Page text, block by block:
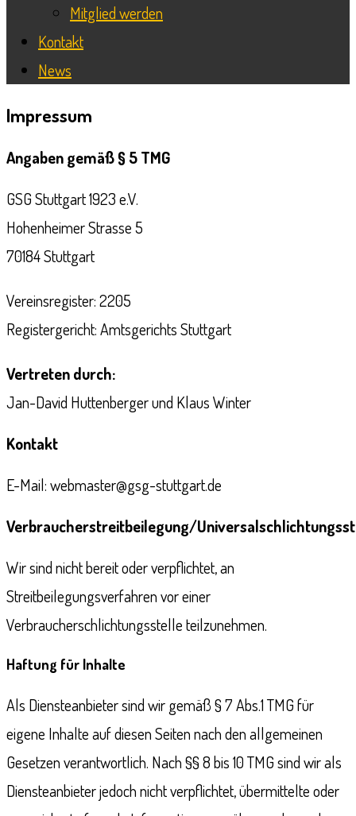
Mitglied werden
Kontakt
News
Impressum
Angaben gemäß § 5 TMG
GSG Stuttgart 1923 e.V.
Hohenheimer Strasse 5
70184 Stuttgart
Vereinsregister: 2205
Registergericht: Amtsgerichts Stuttgart
Vertreten durch:
Jan-David Huttenberger und Klaus Winter
Kontakt
E-Mail: webmaster@gsg-stuttgart.de
Verbraucherstreitbeilegung/
Wir sind nicht bereit oder verpflichtet, an
Streitbeilegungsverfahren vor einer
Verbraucherschlichtungsstelle teilzunehmen.
Haftung für Inhalte
Als Diensteanbieter sind wir gemäß § 7 Abs.1 TMG für
eigene Inhalte auf diesen Seiten nach den allgemeinen
Gesetzen verantwortlich. Nach §§ 8 bis 10 TMG sind wir als
Diensteanbieter jedoch nicht verpflichtet, übermittelte oder